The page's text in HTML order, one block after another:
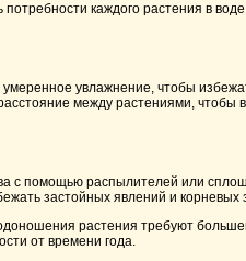
каждого растения в
увлажнение, чтобы
между растениями, чтобы
с помощью распылителей или
застойных явлений и корневых
растения требуют
от времени года.